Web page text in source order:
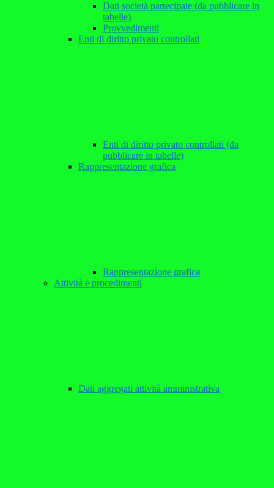
Dati società partecipate (da pubblicare in
tabelle)
Provvedimenti
Enti di diritto privato controllati
Enti di diritto privato controllati (da
pubblicare in tabelle)
Rappresentazione grafica
Rappresentazione grafica
Attività e procedimenti
Dati aggregati attività amministrativa